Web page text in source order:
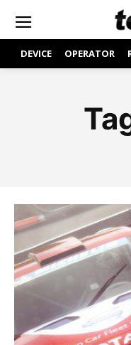
DEVICE OPERATOR